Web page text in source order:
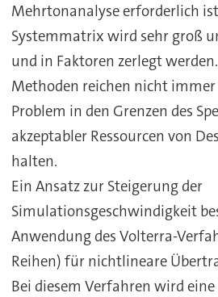
Mehrtonanalyse erforderlich
Systemmatrix wird sehr groß
und in Faktoren zerlegt
Methoden reichen nicht immer
Problem in den Grenzen des
akzeptabler Ressourcen von
halten.
Ein Ansatz zur Steigerung der
Simulationsgeschwindigkeit
Anwendung des Volterra-
Reihen) für nichtlineare
Bei diesem Verfahren wird